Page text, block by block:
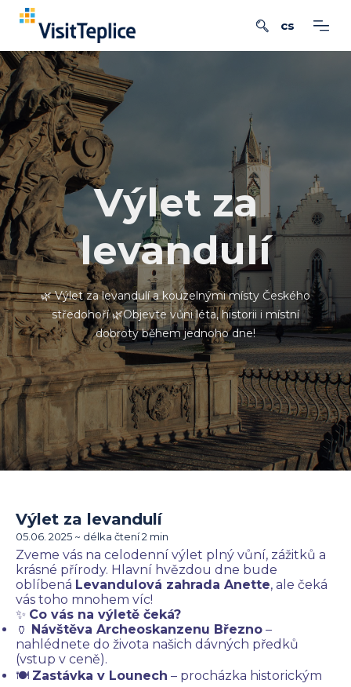
Výlet za
levandulí
🌿 Výlet za levandulí a kouzelnými místy Českého
středohoří 🌿Objevte vůni léta, historii i místní
dobroty během jednoho dne!
Výlet za levandulí
05.06. 2025 ~ délka čtení 2 min
Zveme vás na celodenní výlet plný vůní, zážitků a
krásné přírody. Hlavní hvězdou dne bude
oblíbená Levandulová zahrada Anette, ale čeká
vás toho mnohem víc!
✨ Co vás na výletě čeká?
🏺 Návštěva Archeoskanzenu Březno –
nahlédnete do života našich dávných předků
(vstup v ceně).
🍽 Zastávka v Lounech – procházka historickým